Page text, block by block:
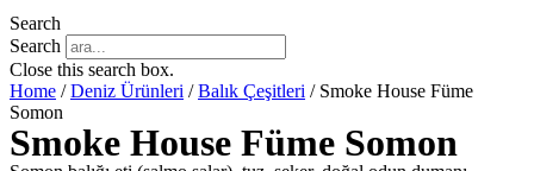
Search
Search
Close this search box.
Home /Deniz Ürünleri /Balık Çeşitleri / Smoke House Füme
Somon
Smoke House Füme Somon